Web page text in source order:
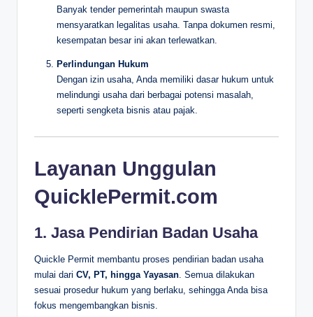
Banyak tender pemerintah maupun swasta
mensyaratkan legalitas usaha. Tanpa dokumen resmi,
kesempatan besar ini akan terlewatkan.
Perlindungan Hukum
Dengan izin usaha, Anda memiliki dasar hukum untuk
melindungi usaha dari berbagai potensi masalah,
seperti sengketa bisnis atau pajak.
Layanan Unggulan
QuicklePermit.com
1. Jasa Pendirian Badan Usaha
Quickle Permit membantu proses pendirian badan usaha
mulai dari CV, PT, hingga Yayasan. Semua dilakukan
sesuai prosedur hukum yang berlaku, sehingga Anda bisa
fokus mengembangkan bisnis.